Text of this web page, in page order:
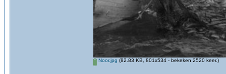
Noor.jpg (82.83 KB, 801x534 - bekeken 2520 keer.)